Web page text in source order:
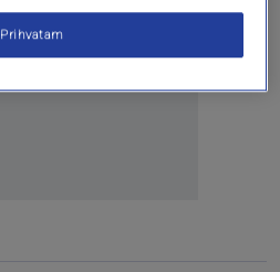
Oglas
Prihvatam